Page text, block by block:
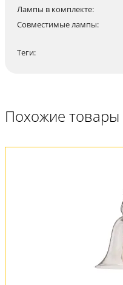
Лампы в комплекте:
Совместимые лампы:
Теги:
Похожие товары